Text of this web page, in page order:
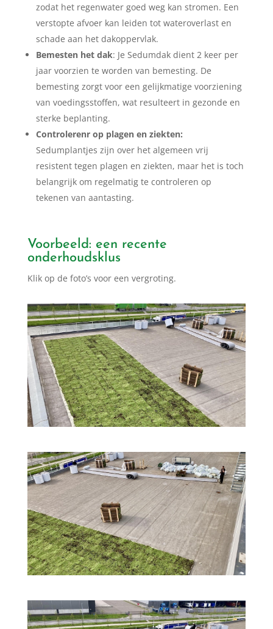
zodat het regenwater goed weg kan stromen. Een
verstopte afvoer kan leiden tot wateroverlast en
schade aan het dakoppervlak.
Bemesten het dak: Je Sedumdak dient 2 keer per
jaar voorzien te worden van bemesting. De
bemesting zorgt voor een gelijkmatige voorziening
van voedingsstoffen, wat resulteert in gezonde en
sterke beplanting.
Controlerenr op plagen en ziekten:
Sedumplantjes zijn over het algemeen vrij
resistent tegen plagen en ziekten, maar het is toch
belangrijk om regelmatig te controleren op
tekenen van aantasting.
Voorbeeld: een recente
onderhoudsklus
Klik op de foto’s voor een vergroting.